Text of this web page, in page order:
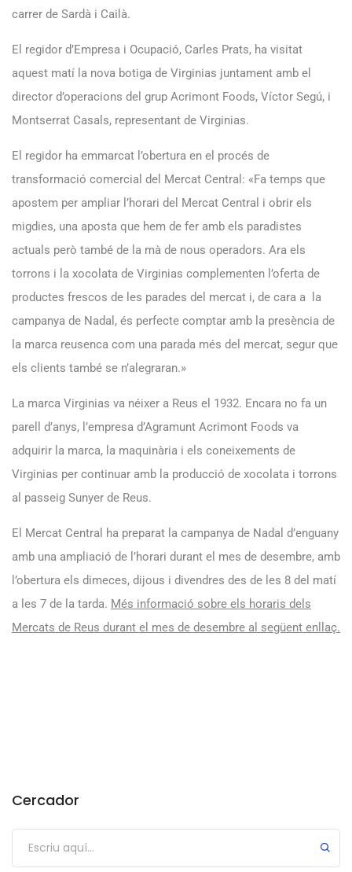
carrer de Sardà i Cailà.
El regidor d’Empresa i Ocupació, Carles Prats, ha visitat
aquest matí la nova botiga de Virginias juntament amb el
director d’operacions del grup Acrimont Foods, Víctor Segú, i
Montserrat Casals, representant de Virginias.
El regidor ha emmarcat l’obertura en el procés de
transformació comercial del Mercat Central: «Fa temps que
apostem per ampliar l’horari del Mercat Central i obrir els
migdies, una aposta que hem de fer amb els paradistes
actuals però també de la mà de nous operadors. Ara els
torrons i la xocolata de Virginias complementen l’oferta de
productes frescos de les parades del mercat i, de cara a la
campanya de Nadal, és perfecte comptar amb la presència de
la marca reusenca com una parada més del mercat, segur que
els clients també se n’alegraran.»
La marca Virginias va néixer a Reus el 1932. Encara no fa un
parell d’anys, l’empresa d’Agramunt Acrimont Foods va
adquirir la marca, la maquinària i els coneixements de
Virginias per continuar amb la producció de xocolata i torrons
al passeig Sunyer de Reus.
El Mercat Central ha preparat la campanya de Nadal d’enguany
amb una ampliació de l’horari durant el mes de desembre, amb
l’obertura els dimeces, dijous i divendres des de les 8 del matí
a les 7 de la tarda. Més informació sobre els horaris dels
Mercats de Reus durant el mes de desembre al següent enllaç.
Cercador